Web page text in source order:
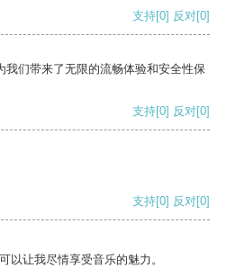
支持[0] 反对[0]
们带来了无限的流畅体验和安全性保
支持[0] 反对[0]
支持[0] 反对[0]
以让我尽情享受音乐的魅力。